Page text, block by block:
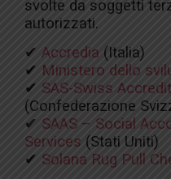
svolte da soggetti
autorizzati.
✔ Accredia (Italia)
✔ Ministero dello
✔ SAS-Swiss
(Confederazione
✔ SAAS – Social
Services (Stati Uniti)
✔ Solana Rug Pull